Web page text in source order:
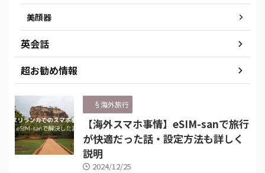
美顔器
英会話
超お勧め情報
§海外旅行
【海外スマホ事情】eSIM-sanで旅行
が快適だった話・設定方法も詳しく
説明
2024/12/25